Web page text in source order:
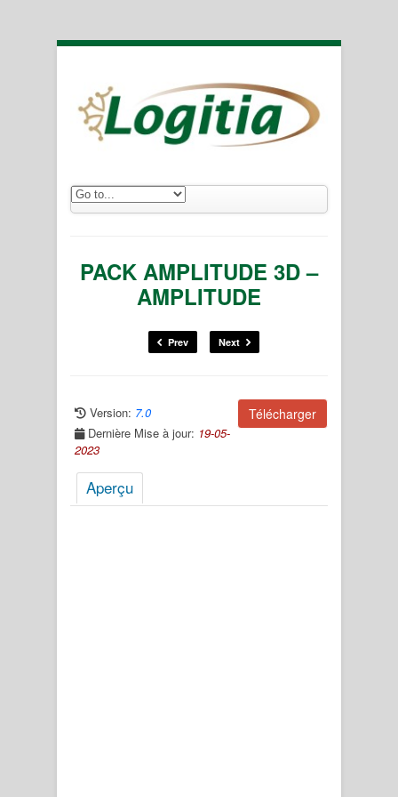
PACK AMPLITUDE 3D –
AMPLITUDE
Prev Next
Télécharger
Version: 7.0
Dernière Mise à jour: 19-05-
2023
Aperçu